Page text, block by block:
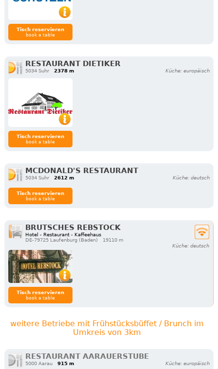
Tisch reservieren
book a table
RESTAURANT DIETIKER
5034 Suhr 2378 m Küche: europäisch
Tisch reservieren
book a table
MCDONALD'S RESTAURANT
5034 Suhr 2612 m Küche: deutsch
Tisch reservieren
book a table
BRUTSCHES REBSTOCK
Hotel - Restaurant - Kaffeehaus
DE-79725 Laufenburg (Baden)
19110 m
Küche: deutsch
Tisch reservieren
book a table
weitere Betriebe mit Frühstücksbüffet / Brunch im
Umkreis von 3km
RESTAURANT AARAUERSTUBE
5000 Aarau 915 m Küche: europäisch